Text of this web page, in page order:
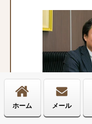
ホーム メール